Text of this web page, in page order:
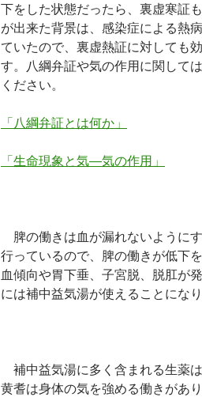
下をした状態だったら、裏虚寒証
が出来た背景は、感染症による熱
ていたので、裏虚熱証に対しても
す。八綱弁証や気の作用に関して
ください。
「八綱弁証とは何か」
「生命現象と気―気の作用」
脾の働きは血が漏れないように
行っているので、脾の働きが低下
血傾向や胃下垂、子宮脱、脱肛が
には補中益気湯が使えることになり
補中益気湯に多く含まれる生薬
黄耆は身体の気を強める働きがあ